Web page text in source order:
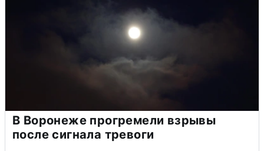
В Воронеже прогремели взрывы
после сигнала тревоги